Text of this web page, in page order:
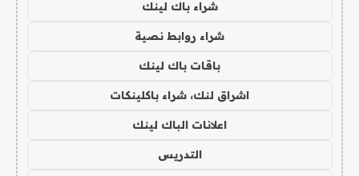
شراء باك لينك
شراء روابط نصية
باقات باك لينك
اشراق لنك، شراء باكلينكات
اعلانات الباك لينك
التدريس